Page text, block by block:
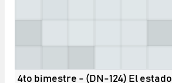
4to bimestre - (DN-124) El estado